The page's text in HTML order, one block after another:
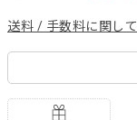
送料 / 手数料に関して